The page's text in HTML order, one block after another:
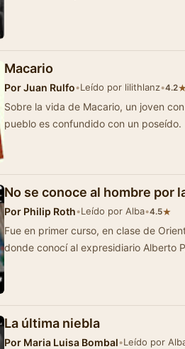
Macario
PorJuan Rulfo•Leído por lilithlanz•4.2★
Sobre la vida de Macario, un joven
pueblo es confundido con un poseído.
No se conoce al hombre por
Por Philip Roth•Leído por Alba•4.5★
Fue en primer curso, en clase de Orientación
donde conocí al expresidiario Alberto
La última niebla
Por Maria Luisa Bombal•Leído por